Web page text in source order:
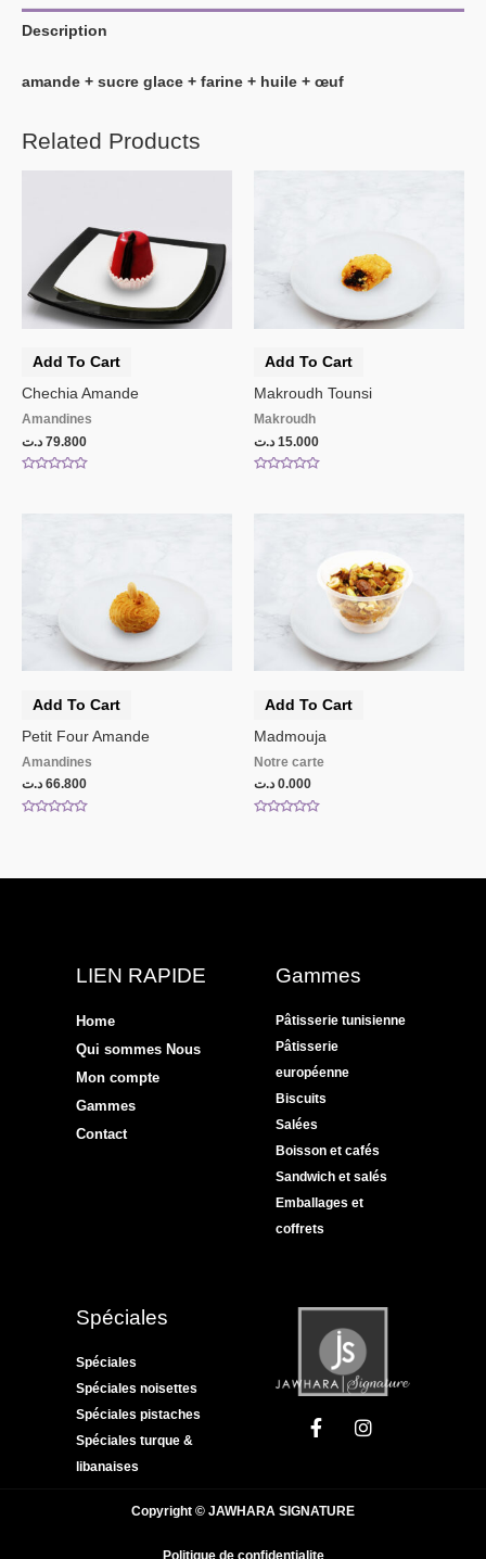
Description
amande + sucre glace + farine + huile + œuf
Related Products
Add To Cart
Chechia Amande
Amandines
79.800 د.ت
Add To Cart
Makroudh Tounsi
Makroudh
15.000 د.ت
Add To Cart
Petit Four Amande
Amandines
66.800 د.ت
Add To Cart
Madmouja
Notre carte
0.000 د.ت
LIEN RAPIDE
Home
Qui sommes Nous
Mon compte
Gammes
Contact
Gammes
Pâtisserie tunisienne
Pâtisserie
européenne
Biscuits
Salées
Boisson et cafés
Sandwich et salés
Emballages et
coffrets
Spéciales
Spéciales
Spéciales noisettes
Spéciales pistaches
Spéciales turque &
libanaises
Copyright © JAWHARA SIGNATURE
Politique de confidentialite